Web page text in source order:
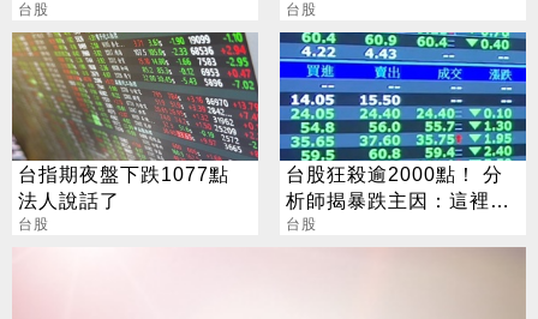
650
台股
價震盪走多，週一大拉尾
盤
台股
台指期夜盤下跌1077點
法人說話了
台股
台股狂殺逾2000點！ 分
析師揭暴跌主因：這裡才
是真正買點
台股